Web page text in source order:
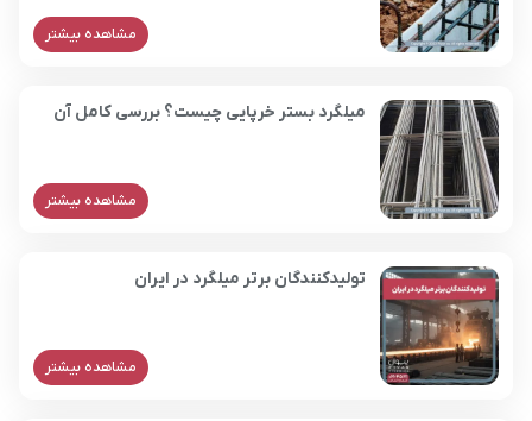
مشاهده بیشتر
میلگرد بستر خرپایی چیست؟ بررسی کامل آن
مشاهده بیشتر
تولیدکنندگان برتر میلگرد در ایران
مشاهده بیشتر